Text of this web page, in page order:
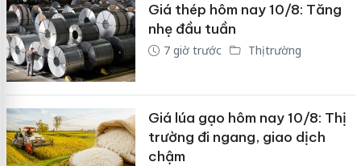
Giá thép hôm nay 10/8: Tăng
nhẹ đầu tuần
7 giờ trước Thị trường
Giá lúa gạo hôm nay 10/8: Thị
trường đi ngang, giao dịch
chậm